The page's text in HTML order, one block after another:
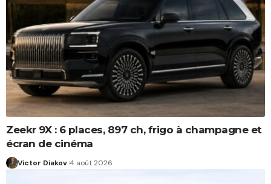
Zeekr 9X : 6 places, 897 ch, frigo à champagne et
écran de cinéma
Victor Diakov 4 août 2026